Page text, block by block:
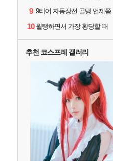
9
10 월탱하면서 가장 황당할 때
추천 코스프레 갤러리